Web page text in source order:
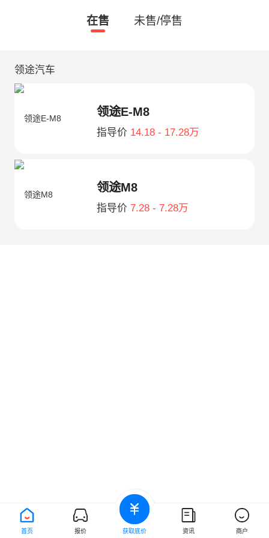
在售 未售/停售
领途汽车
领途E-M8
指导价 14.18 - 17.28万
领途M8
指导价 7.28 - 7.28万
首页 报价 获取底价 资讯 商户